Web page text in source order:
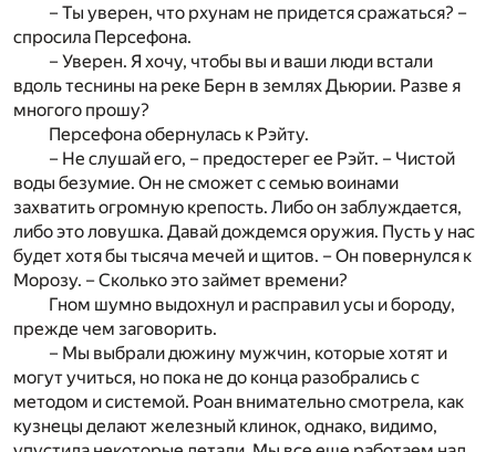
– Ты уверен, что рхунам не придется сражаться? –
спросила Персефона.
– Уверен. Я хочу, чтобы вы и ваши люди встали
вдоль теснины на реке Берн в землях Дьюрии. Разве я
многого прошу?
Персефона обернулась к Рэйту.
– Не слушай его, – предостерег ее Рэйт. – Чистой
воды безумие. Он не сможет с семью воинами
захватить огромную крепость. Либо он заблуждается,
либо это ловушка. Давай дождемся оружия. Пусть у нас
будет хотя бы тысяча мечей и щитов. – Он повернулся к
Морозу. – Сколько это займет времени?
Гном шумно выдохнул и расправил усы и бороду,
прежде чем заговорить.
– Мы выбрали дюжину мужчин, которые хотят и
могут учиться, но пока не до конца разобрались с
методом и системой. Роан внимательно смотрела, как
кузнецы делают железный клинок, однако, видимо,